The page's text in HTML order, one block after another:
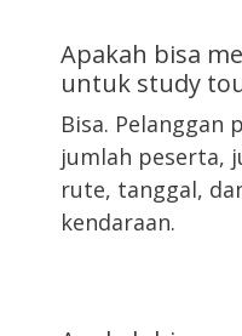
Apakah bisa
untuk study
Bisa. Pelanggan
jumlah peserta,
rute, tanggal,
kendaraan.